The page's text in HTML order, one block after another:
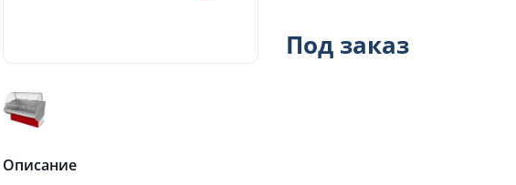
Под заказ
Описание